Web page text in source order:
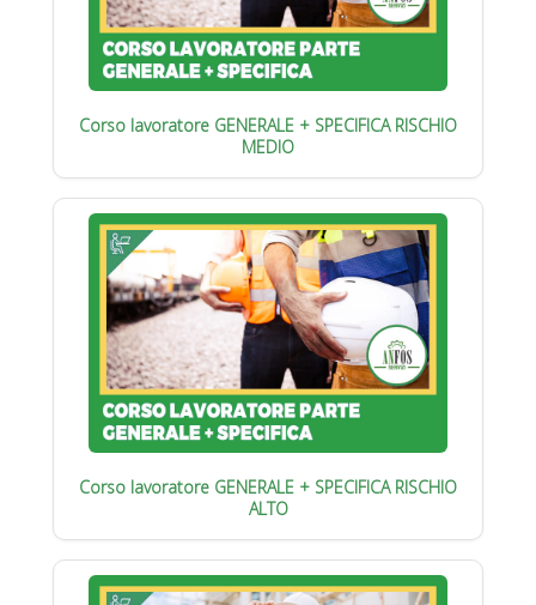
Corso lavoratore GENERALE + SPECIFICA RISCHIO
MEDIO
Corso lavoratore GENERALE + SPECIFICA RISCHIO
ALTO